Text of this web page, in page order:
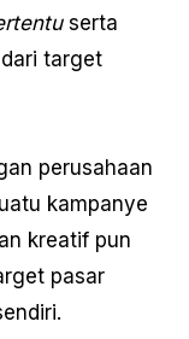
serta
target
perusahaan
kampanye
kreatif pun
pasar